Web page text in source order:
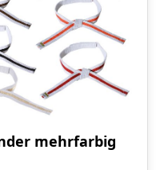
mehrfarbig